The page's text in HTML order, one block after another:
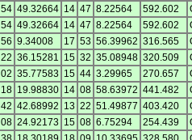
54 49.32664 14 47 8.22564 592.602
54 49.32664 14 47 8.22564 592.602
56 9.34008 17 53 56.39962 316.565
22 36.15281 15 32 35.08948 320.509
02 35.77583 15 44 3.29965 270.657
18 19.98830 14 08 58.63972 441.482
42 42.68992 13 22 51.49877 403.420
08 24.92173 15 08 6.75294 254.439